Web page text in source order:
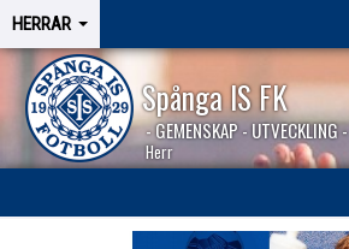
HERRAR
Spånga IS FK
- GEMENSKAP - UTVECKLING
Herr